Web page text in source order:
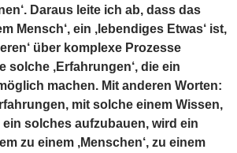
Daraus leite ich ab, dass das
Mensch‘, ein ‚lebendiges Etwas‘ ist,
über komplexe Prozesse
solche ‚Erfahrungen‘, die ein
machen. Mit anderen Worten:
mit solche einem Wissen,
solches aufzubauen, wird ein
zu einem ‚Menschen‘, zu einem